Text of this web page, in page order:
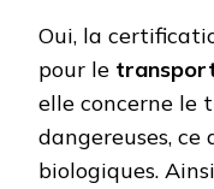
Oui, la
pour le
elle concerne le
dangereuses,
biologiques.